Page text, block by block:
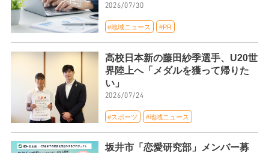
2026/07/30
#地域ニュース #PR
高校日本新の藤田紗季選手、U20世
界陸上へ「メダルを獲って帰りた
い」
2026/07/24
#スポーツ #地域ニュース
坂井市「恋愛研究部」メンバー募